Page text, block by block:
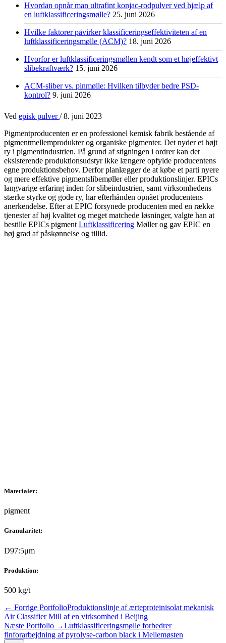
Hvordan opnår man ultrafint konjac-rodpulver ved hjælp af
en luftklassificeringsmølle? 25. juni 2026
Hvilke faktorer påvirker klassificeringseffektiviteten af en
luftklassificeringsmølle (ACM)? 18. juni 2026
Hvorfor er luftklassificeringsmøllen kendt som et højeffektivt
slibekraftværk? 15. juni 2026
ACM-sliber vs. pinmølle: Hvilken tilbyder bedre PSD-
kontrol? 9. juni 2026
Ved episk pulver/8. juni 2023
Pigmentproducenten er en professionel kemisk fabrik bestående af
pigmentmellemprodukter og organiske pigmenter. Det nyder et højt
ry i pigmentindustrien. På grund af stigningen i ordrer kan det
eksisterende produktionsudstyr ikke længere opfylde producentens
egne produktionsbehov. Derfor planlægger de at købe et parti nyere
og mere effektive pigmentslibemøller eller produktionslinjer. EPICs
langvarige erfaring inden for slibeindustrien, samt virksomhedens
stærke styrke og gode ry, har efterhånden opnået producentens
anerkendelse. Efter at EPIC forsynede producenten med en række
tjenester af høj kvalitet og meget matchede løsninger, valgte han at
bestille EPICs pigment Luftklassificering Møller og gav EPIC en
høj grad af påskønnelse og tillid.
Materialer:
pigment
Granularitet:
D97:5μm
Produktion:
500 kg/t
← Forrige PortfolioProduktionslinje af ærteproteinisolat mekanisk
Air Classifier Mill af en virksomhed i Beijing
Næste Portfolio →Luftklassificeringsmølle forbedrer
finforarbejdning af pyrolyse-carbon black i Mellemøsten